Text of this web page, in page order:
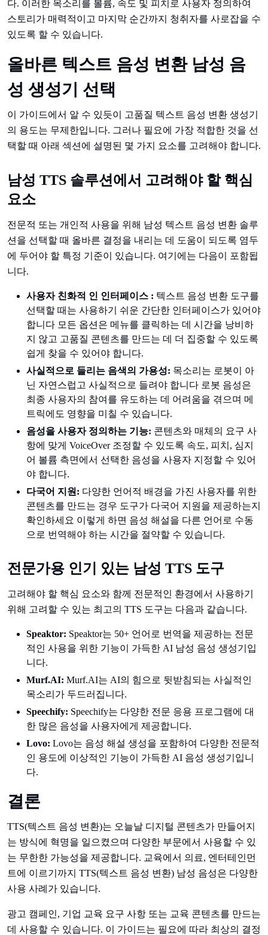
다. 이러한 목소리를 볼륨, 속도 및 피치로 사용자 정의하여
스토리가 매력적이고 마지막 순간까지 청취자를 사로잡을 수
있도록 할 수 있습니다.
올바른 텍스트 음성 변환 남성 음
성 생성기 선택
이 가이드에서 알 수 있듯이 고품질 텍스트 음성 변환 생성기
의 용도는 무제한입니다. 그러나 필요에 가장 적합한 것을 선
택할 때 아래 섹션에 설명된 몇 가지 요소를 고려해야 합니다.
남성 TTS 솔루션에서 고려해야 할 핵심
요소
전문적 또는 개인적 사용을 위해 남성 텍스트 음성 변환 솔루
션을 선택할 때 올바른 결정을 내리는 데 도움이 되도록 염두
에 두어야 할 특정 기준이 있습니다. 여기에는 다음이 포함됩
니다.
사용자 친화적 인 인터페이스 : 텍스트 음성 변환 도구를
선택할 때는 사용하기 쉬운 간단한 인터페이스가 있어야
합니다 모든 옵션은 메뉴를 클릭하는 데 시간을 낭비하
지 않고 고품질 콘텐츠를 만드는 데 더 집중할 수 있도록
쉽게 찾을 수 있어야 합니다.
사실적으로 들리는 음색의 가용성: 목소리는 로봇이 아
닌 자연스럽고 사실적으로 들려야 합니다 로봇 음성은
최종 사용자의 참여를 유도하는 데 어려움을 겪으며 메
트릭에도 영향을 미칠 수 있습니다.
음성을 사용자 정의하는 기능: 콘텐츠와 매체의 요구 사
항에 맞게 VoiceOver 조정할 수 있도록 속도, 피치, 심지
어 볼륨 측면에서 선택한 음성을 사용자 지정할 수 있어
야 합니다.
다국어 지원: 다양한 언어적 배경을 가진 사용자를 위한
콘텐츠를 만드는 경우 도구가 다국어 지원을 제공하는지
확인하세요 이렇게 하면 음성 해설을 다른 언어로 수동
으로 번역해야 하는 시간을 절약할 수 있습니다.
전문가용 인기 있는 남성 TTS 도구
고려해야 할 핵심 요소와 함께 전문적인 환경에서 사용하기
위해 고려할 수 있는 최고의 TTS 도구는 다음과 같습니다.
Speaktor: Speaktor는 50+ 언어로 번역을 제공하는 전문
적인 사용을 위한 기능이 가득한 AI 남성 음성 생성기입
니다.
Murf.AI: Murf.AI는 AI의 힘으로 뒷받침되는 사실적인
목소리가 두드러집니다.
Speechify: Speechify는 다양한 전문 응용 프로그램에 대
한 많은 음성을 사용자에게 제공합니다.
Lovo: Lovo는 음성 해설 생성을 포함하여 다양한 전문적
인 용도에 이상적인 기능이 가득한 AI 음성 생성기입니
다.
결론
TTS(텍스트 음성 변환)는 오늘날 디지털 콘텐츠가 만들어지
는 방식에 혁명을 일으켰으며 다양한 부문에서 사용할 수 있
는 무한한 가능성을 제공합니다. 교육에서 의료, 엔터테인먼
트에 이르기까지 TTS(텍스트 음성 변환) 남성 음성은 다양한
사용 사례가 있습니다.
광고 캠페인, 기업 교육 요구 사항 또는 교육 콘텐츠를 만드는
데 사용할 수 있습니다. 이 가이드는 필요에 따라 최상의 결정